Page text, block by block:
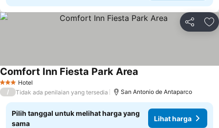
Bagikan
3 BintangHotel
Comfort Inn Fiesta Park Area
/ Tidak ada penilaian yang tersedia San Antonio de Antaparco
Pilih tanggal untuk melihat harga yang
sama
Lihat harga